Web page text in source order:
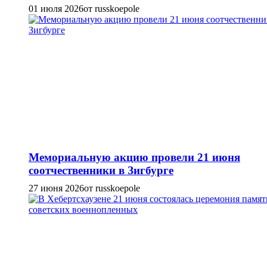
01 июля 2026от russkoepole
Мемориальную акцию провели 21 июня
соотчественники в Зигбурге
27 июня 2026от russkoepole